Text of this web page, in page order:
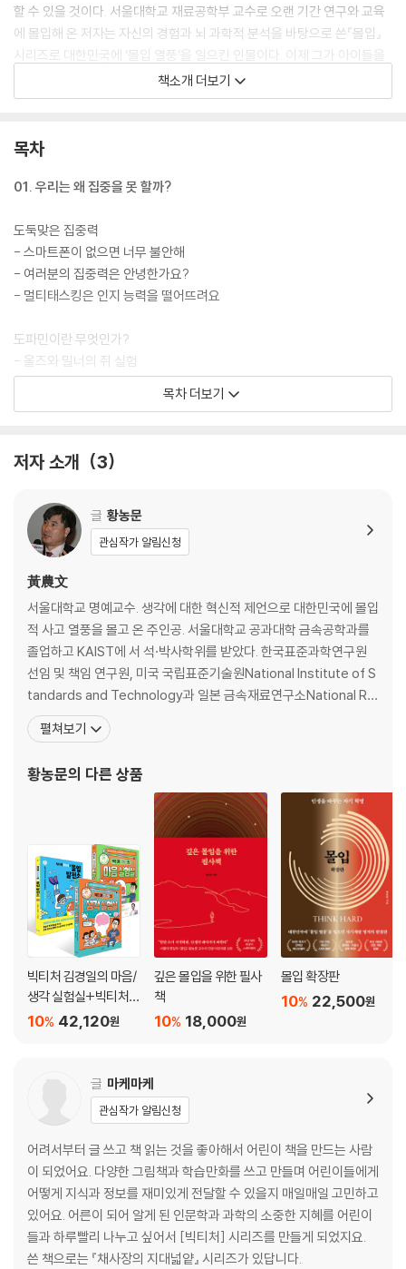
할 수 있을 것이다. 서울대학교 재료공학부 교수로 오랜 기간 연구와 교육
에 몰입해 온 저자는 자신의 경험과 뇌 과학적 분석을 바탕으로 쓴『몰입』
시리즈로 대한민국에 ‘몰입 열풍’을 일으킨 인물이다. 이제 그가 아이들을
위한 몰입 안내서를 통해 한 세대의 사고 습관을 바꾸는 도전에 나섰다. 그
간 ‘몰입 아카데미’를 운영하면서 아이들이 몰입할 때 얼마나 놀라운 결과
는 지금의 아이들에게 몰입이야말로 가장 절실한 공부 기술이자 삶의 태도
는 아이들이 목표를 향해 인생의 오르막길을 오르는 출발점이기도 하다.
비록 미미한 도전이라도 어린 시절에 맛본 작은 성공 경험은 훗날 어려운
상황을 이겨 낼 자양분이 되어 줄 것이다. 어려운 수학 문제를 곰곰이 생각
하여 혼자서 풀어 내고, 스마트폰에 신경을 빼앗기지 않은 채 제법 긴 책을
되었을 때, 아이들의 뇌에서는 건강한 도파민이 나온다. 이로써 자신감을
얻은 아이들은 큰 도전을 두려워하지 않는 어른으로 자랄 것이다. 꿈을 가
진 아이가 성장을 두려워하지 않도록, 결과가 아닌 과정 중에서 참된 행복
을 만날 수 있도록, 이제 ‘몰입’을 선물할 시간이다.
책소개 더보기
목차
01. 우리는 왜 집중을 못 할까?
도둑맞은 집중력
- 스마트폰이 없으면 너무 불안해
- 여러분의 집중력은 안녕한가요?
- 멀티태스킹은 인지 능력을 떨어뜨려요
도파민이란 무엇인가?
- 올즈와 밀너의 쥐 실험
- 쾌락과 보상을 위한 도파민
- 도파민 디톡스
- 시냅스의 가지치기
손상된 뇌를 회복하려면 어떻게 해야 할까?
- 깊게 생각하는 아이 VS 즉흥적으로 행동하는 아이
- 몰입이라는 쾌락
- 천천히 생각하기
02. 뇌를 알면 누구나 천재
- 생각하고 또 생각한 뉴턴
- 의식의 극장
- 사자에게 쫓기는 얼룩말
- 수동적 몰입 VS 능동적 몰입
- 수동적 몰입은 위험해
선조들의 몰입
- 퇴계 이황의 ‘경’
- 불교와 성리학의 몰입
- 어떤 상태로 몰입해야 할까요?
- 선잠 상태의 뇌에서는 어떤 일이 벌어질까요?
아이디어는 이미 내 안에 있었다
- 천재 발명가의 비밀
- 수면의 과학
- 꿈을 이용한 천재들
03. 몰입을 시작해 보자!
목차 더보기
저자 소개 3
글 황농문
관심작가 알림신청
黃農文
서울대학교 명예교수. 생각에 대한 혁신적 제언으로 대한민국에 몰입
적 사고 열풍을 몰고 온 주인공. 서울대학교 공과대학 금속공학과를
졸업하고 KAIST에 서 석·박사학위를 받았다. 한국표준과학연구원
선임 및 책임 연구원, 미국 국립표준기술원National Institute of S
tandards and Technology과 일본 금속재료연구소National Re
search Institute of Metals의 객원 연구원으로 근무했다. 그는 절
정의 몰입 상태에서 수행한 연구 경험을 바탕으로, 몰입적 사고를 통
는
펼쳐보기
황농문의 다른 상품
빅티처 김경일의 마음/
생각 실험실+빅티처
황농문의 몰입 발전소
42,120원
10%
깊은 몰입을 위한 필사
책
18,000원
10%
몰입 확장판
22,500원
10%
글 마케마케
관심작가 알림신청
어려서부터 글 쓰고 책 읽는 것을 좋아해서 어린이 책을 만드는 사람
이 되었어요. 다양한 그림책과 학습만화를 쓰고 만들며 어린이들에게
어떻게 지식과 정보를 재미있게 전달할 수 있을지 매일매일 고민하고
있어요. 어른이 되어 알게 된 인문학과 과학의 소중한 지혜를 어린이
들과 하루빨리 나누고 싶어서 [빅티처] 시리즈를 만들게 되었지요.
쓴 책으로는 『채사장의 지대넓얕』 시리즈가 있답니다.